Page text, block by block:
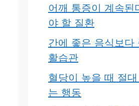
어깨 통증이 계속된
야 할 질환
간에 좋은 음식보다
활습관
혈당이 높을 때 절
는 행동